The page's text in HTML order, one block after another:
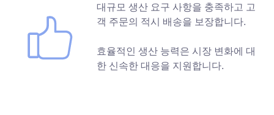
대규모 생산 요구 사항을 충족하고 고
객 주문의 적시 배송을 보장합니다.
효율적인 생산 능력은 시장 변화에 대
한 신속한 대응을 지원합니다.